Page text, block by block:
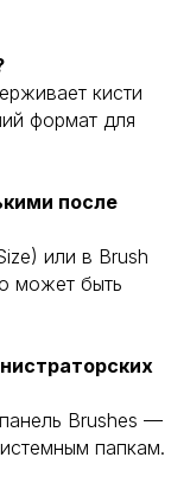
кисти
формат для
после
или в Brush
может быть
Brushes —
папкам.